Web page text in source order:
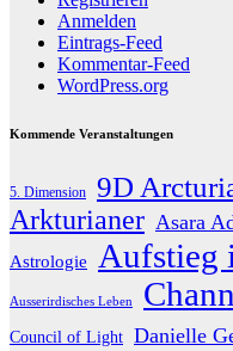
Anmelden
Eintrags-Feed
Kommentar-Feed
WordPress.org
Kommende Veranstaltungen
5. Dimension 9D
Arkturianer Asara
Astrologie Aufstieg
Ausserirdisches Leben
Council of Light Danielle